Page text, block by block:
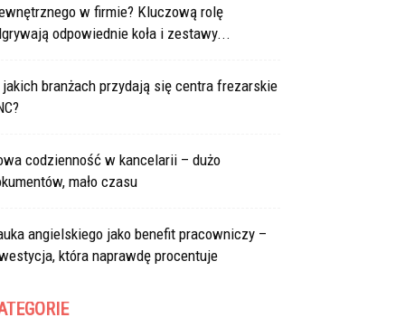
w firmie? Kluczową rolę
odpowiednie koła i zestawy...
jakich branżach przydają się centra frezarskie
codzienność w kancelarii – dużo
mało czasu
angielskiego jako benefit pracowniczy –
która naprawdę procentuje